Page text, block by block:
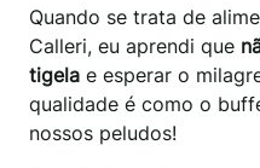
Quando se trata de
Calleri, eu aprendi que
tigela e esperar o
qualidade é como o
nossos peludos!